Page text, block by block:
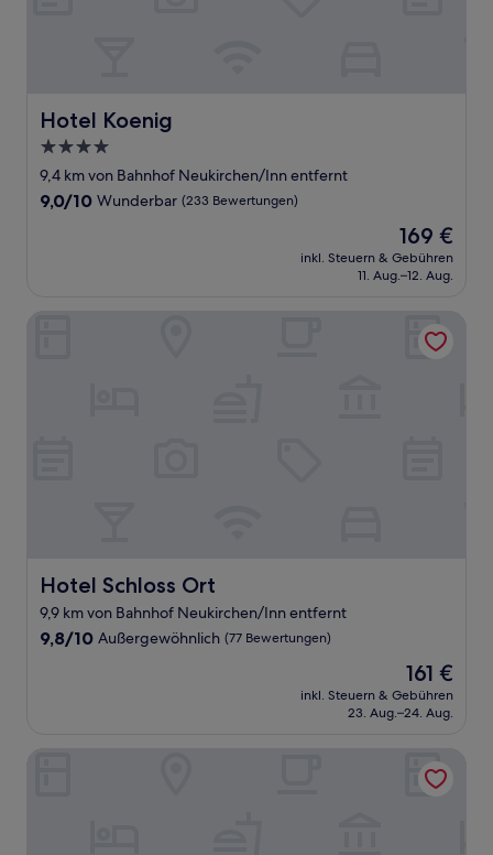
Hotel Koenig
Hotel Koenig
4.0-
Sterne-
Unterkunft
9,4 km von Bahnhof Neukirchen/Inn entfernt
9.0
9,0/10 Wunderbar (233 Bewertungen)
Der
Preis
beträgt
169 €
inkl. Steuern & Gebühren
11. Aug.–12. Aug.
Hotel Schloss Ort
Hotel Schloss Ort
9,9 km von Bahnhof Neukirchen/Inn entfernt
9.8
9,8/10 Außergewöhnlich (77 Bewertungen)
Der
Preis
beträgt
161 €
inkl. Steuern & Gebühren
23. Aug.–24. Aug.